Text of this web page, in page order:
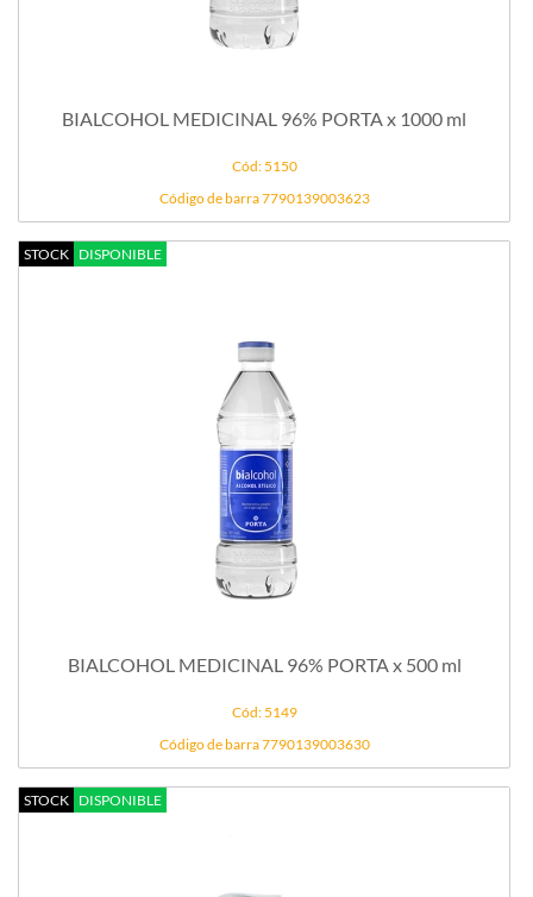
BIALCOHOL MEDICINAL 96% PORTA x 1000 ml
Cód: 5150
Código de barra 7790139003623
STOCK DISPONIBLE
BIALCOHOL MEDICINAL 96% PORTA x 500 ml
Cód: 5149
Código de barra 7790139003630
STOCK DISPONIBLE